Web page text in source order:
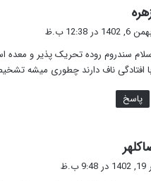
ف
:
6, 1402 در 12:38 ب.ظ
سلام سندروم روده تحریک پذیر و معده
افتادگی ناف دارند چطوری میشه
پاسخ
ف